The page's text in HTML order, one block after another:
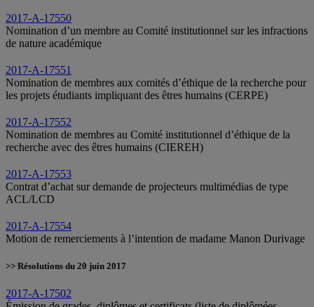
2017-A-17550
Nomination d’un membre au Comité institutionnel sur les infractions
de nature académique
2017-A-17551
Nomination de membres aux comités d’éthique de la recherche pour
les projets étudiants impliquant des êtres humains (CERPE)
2017-A-17552
Nomination de membres au Comité institutionnel d’éthique de la
recherche avec des êtres humains (CIEREH)
2017-A-17553
Contrat d’achat sur demande de projecteurs multimédias de type
ACL/LCD
2017-A-17554
Motion de remerciements à l’intention de madame Manon Durivage
>> Résolutions du 20 juin 2017
2017-A-17502